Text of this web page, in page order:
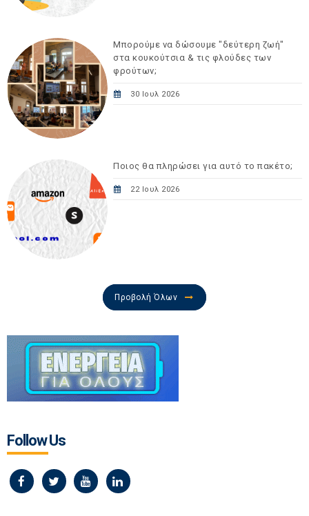
Μπορούμε να δώσουμε "δεύτερη ζωή"
στα κουκούτσια & τις φλούδες των
φρούτων;
30 Ιουλ 2026
Ποιος θα πληρώσει για αυτό το πακέτο;
22 Ιουλ 2026
Προβολή Όλων
Follow Us